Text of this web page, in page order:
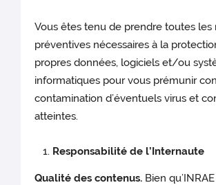
Vous êtes tenu de prendre toutes les
préventives nécessaires à la
propres données, logiciels et/ou
informatiques pour vous prémunir
contamination d’éventuels virus et
atteintes.
Responsabilité de l’Internaute
Qualité des contenus. Bien